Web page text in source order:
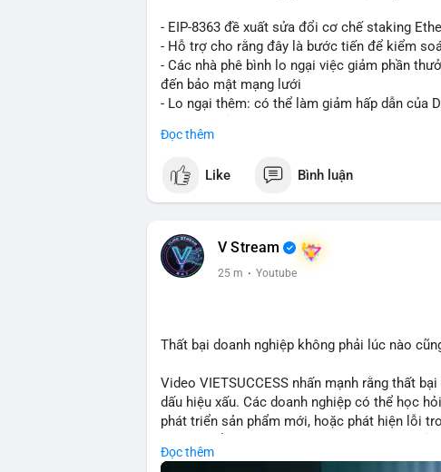
- EIP-8363 đề xuất sửa đổi cơ chế staking
- Hỗ trợ cho rằng đây là bước tiến để kiểm
- Các nhà phê bình lo ngại việc giảm phần
đến bảo mật mạng lưới
- Lo ngại thêm: có thể làm giảm hấp dẫn của
- Diễn ra trong bối cảnh Ethereum đang cân
#binancesquare
#cryptonews #eth
#vlikevn #titanbot
Đọc thêm
Like Bình luận
V Stream
25 m · Youtube
Thất bại doanh nghiệp không phải lúc nào
Video VIETSUCCESS nhấn mạnh rằng thất
dấu hiệu xấu. Các doanh nghiệp có thể học
phát triển sản phẩm mới, hoặc phát hiện lỗi
này đặc biệt quan trọng khi áp dụng vào các
Đọc thêm